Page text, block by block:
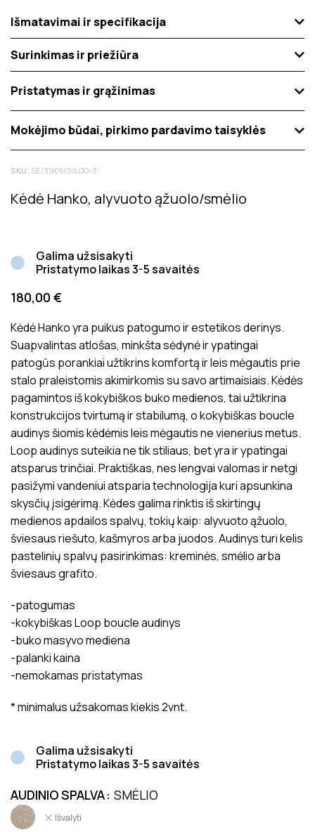
Išmatavimai ir specifikacija
Surinkimas ir priežiūra
Pristatymas ir grąžinimas
Mokėjimo būdai, pirkimo pardavimo taisyklės
SKU: SE/390519/LOO-3
Kėdė Hanko, alyvuoto ąžuolo/smėlio
Galima užsisakyti
Pristatymo laikas 3-5 savaitės
180,00 €
Kėdė Hanko yra puikus patogumo ir estetikos derinys.
Suapvalintas atlošas, minkšta sėdynė ir ypatingai
patogūs porankiai užtikrins komfortą ir leis mėgautis prie
stalo praleistomis akimirkomis su savo artimaisiais. Kėdės
pagamintos iš kokybiškos buko medienos, tai užtikrina
konstrukcijos tvirtumą ir stabilumą, o kokybiškas boucle
audinys šiomis kėdėmis leis mėgautis ne vienerius metus.
Loop audinys suteikia ne tik stiliaus, bet yra ir ypatingai
atsparus trinčiai. Praktiškas, nes lengvai valomas ir netgi
pasižymi vandeniui atsparia technologija kuri apsunkina
skysčių įsigėrimą. Kėdes galima rinktis iš skirtingų
medienos apdailos spalvų, tokių kaip: alyvuoto ąžuolo,
šviesaus riešuto, kašmyros arba juodos. Audinys turi kelis
pastelinių spalvų pasirinkimas: kreminės, smėlio arba
šviesaus grafito.
-patogumas
-kokybiškas Loop boucle audinys
-buko masyvo mediena
-palanki kaina
-nemokamas pristatymas
* minimalus užsakomas kiekis 2vnt.
Galima užsisakyti
Pristatymo laikas 3-5 savaitės
AUDINIO SPALVA SMĖLIO
Išvalyti